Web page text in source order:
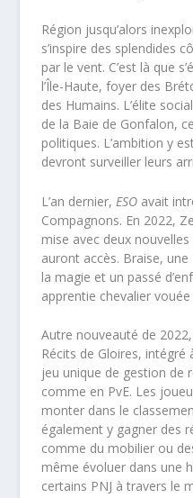
Région jusqu’alors
s’inspire des splendides
par le vent. C’est là que
l’Île-Haute, foyer des
des Humains. L’élite
de la Baie de Gonfalon,
politiques. L’ambition y
devront surveiller leurs
L’an dernier, ESO avait
Compagnons. En 2022,
mise avec deux
auront accès. Braise,
la magie et un passé
apprentie chevalier
Autre nouveauté de
Récits de Gloires, intégré
jeu unique de gestion de
comme en PvE. Les
monter dans le
également y gagner des
comme du mobilier ou
même évoluer dans une
certains PNJ à travers le